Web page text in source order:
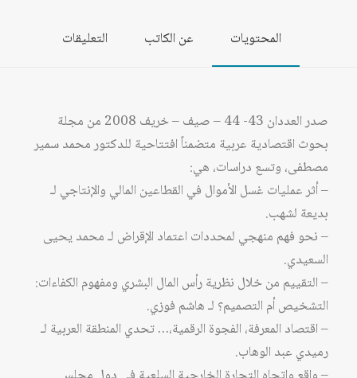
المحتويات عن الكاتب التعليقات
صدر العددان 43- 44 – صيف – خريف 2008 من مجلة
بحوث اقتصادية عربية متضمناً افتتاحية للدكتور محمد سمير
مصطفى، وتسع دراسات، هي:
– أثر عمليات غسل الأموال في القطاعين المالي والإنتاجي لـ
بديعة لشهب.
– نحو فهم منهجي لمحددات اعتماد الإقراض لـ محمد يحيى
السعيدي.
– التقييم من خلال نظرية رأس المال البشري ومفهوم الكفاءات:
التشخيص أم التصميم؟ لـ هاشم فوزي.
– اقتصاد المعرفة، الفجوة الرقمية،… تحدي المنطقة العربية لـ
رميدي عبد الوهاب.